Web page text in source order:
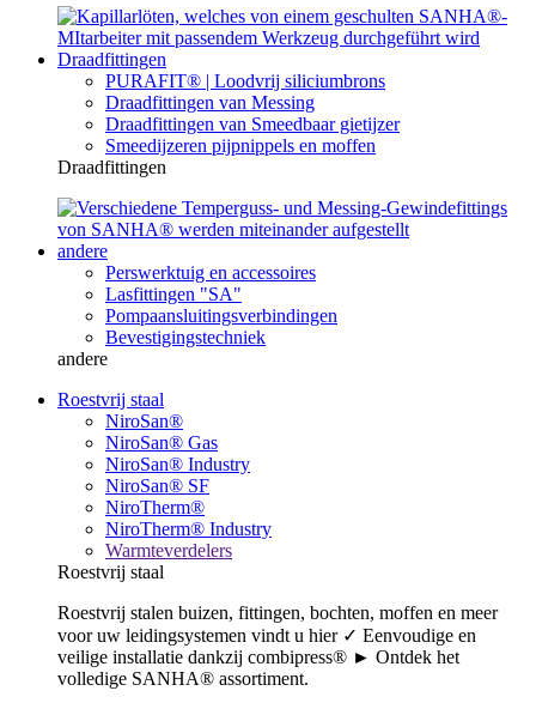
Draadfittingen
PURAFIT® | Loodvrij siliciumbrons
Draadfittingen van Messing
Draadfittingen van Smeedbaar gietijzer
Smeedijzeren pijpnippels en moffen
Draadfittingen
andere
Perswerktuig en accessoires
Lasfittingen "SA"
Pompaansluitingsverbindingen
Bevestigingstechniek
andere
Roestvrij staal
NiroSan®
NiroSan® Gas
NiroSan® Industry
NiroSan® SF
NiroTherm®
NiroTherm® Industry
Warmteverdelers
Roestvrij staal
Roestvrij stalen buizen, fittingen, bochten, moffen en meer
voor uw leidingsystemen vindt u hier ✓ Eenvoudige en
veilige installatie dankzij combipress® ► Ontdek het
volledige SANHA® assortiment.